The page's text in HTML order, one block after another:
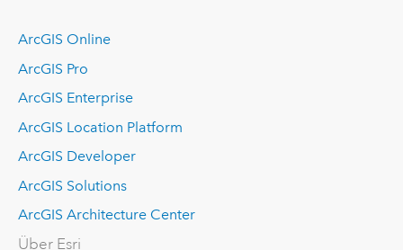
ArcGIS Online
ArcGIS Pro
ArcGIS Enterprise
ArcGIS Location Platform
ArcGIS Developer
ArcGIS Solutions
ArcGIS Architecture Center
Über Esri